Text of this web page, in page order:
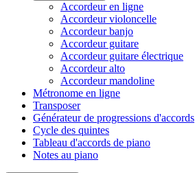
Accordeur en ligne
Accordeur violoncelle
Accordeur banjo
Accordeur guitare
Accordeur guitare électrique
Accordeur alto
Accordeur mandoline
Métronome en ligne
Transposer
Générateur de progressions d'accords
Cycle des quintes
Tableau d'accords de piano
Notes au piano